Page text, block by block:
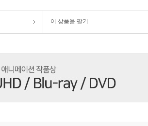
이 상품을 팔기